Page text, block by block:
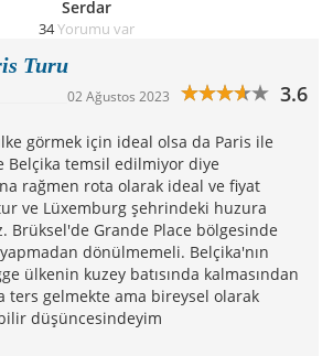
Serdar
34Yorumu var
Turu
02 Ağustos 2023 3.6
görmek için ideal olsa da Paris ile
Belçika temsil edilmiyor diye
rağmen rota olarak ideal ve fiyat
ve Lüxemburg şehrindeki huzura
Brüksel'de Grande Place bölgesinde
dönülmemeli. Belçika'nın
ülkenin kuzey batısında kalmasından
ters gelmekte ama bireysel olarak
düşüncesindeyim